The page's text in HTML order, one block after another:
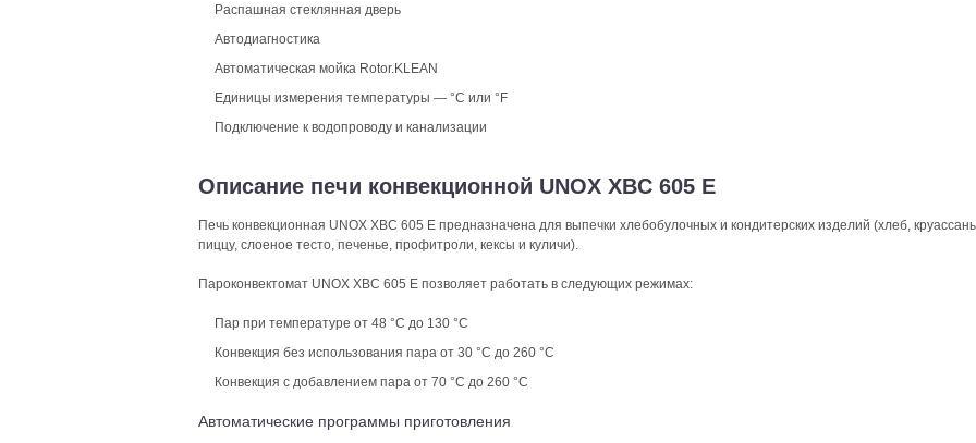
Распашная стеклянная дверь
Автодиагностика
Автоматическая мойка Rotor.KLEAN
Единицы измерения температуры — °С или °F
Подключение к водопроводу и канализации
Описание печи конвекционной UNOX XBC 605 Е
Печь конвекционная UNOX XBC 605 Е предназначена для выпечки хлебобулочных и кондитерских изделий (хлеб,
пиццу, слоеное тесто, печенье, профитроли, кексы и куличи).
Пароконвектомат UNOX XBC 605 Е позволяет работать в следующих режимах:
Пар при температуре от 48 °С до 130 °С
Конвекция без использования пара от 30 °С до 260 °С
Конвекция с добавлением пара от 70 °С до 260 °С
Автоматические программы приготовления